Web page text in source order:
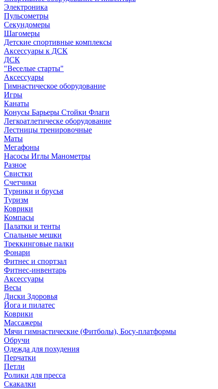
Электроника
Пульсометры
Секундомеры
Шагомеры
Детские спортивные комплексы
Аксессуары к ДСК
ДСК
"Веселые старты"
Аксессуары
Гимнастическое оборудование
Игры
Канаты
Конусы Барьеры Стойки Флаги
Легкоатлетическе оборудование
Лестницы тренировочные
Маты
Мегафоны
Насосы Иглы Манометры
Разное
Свистки
Счетчики
Турники и брусья
Туризм
Коврики
Компасы
Палатки и тенты
Спальные мешки
Треккинговые палки
Фонари
Фитнес и спортзал
Фитнес-инвентарь
Аксессуары
Весы
Диски Здоровья
Йога и пилатес
Коврики
Массажеры
Мячи гимнастические (Фитболы), Босу-платформы
Обручи
Одежда для похудения
Перчатки
Петли
Ролики для пресса
Скакалки